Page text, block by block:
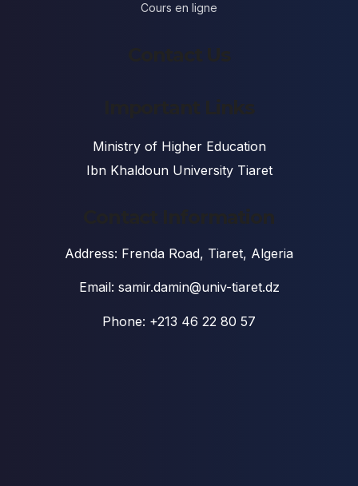
Cours en ligne
Contact Us
Important Links
Ministry of Higher Education
Ibn Khaldoun University Tiaret
Contact Information
Address: Frenda Road, Tiaret, Algeria
Email: samir.damin@univ-tiaret.dz
Phone: +213 46 22 80 57